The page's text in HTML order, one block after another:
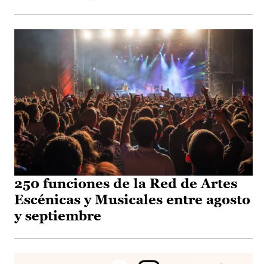
250 funciones de la Red de Artes
Escénicas y Musicales entre agosto
y septiembre